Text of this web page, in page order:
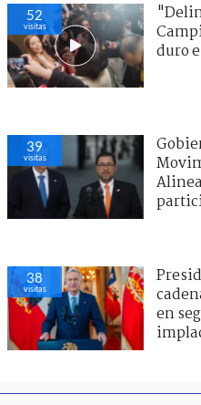
52
visitas
duro
39
visitas
38
visitas
en